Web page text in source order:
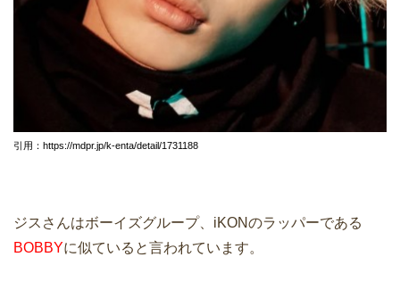
引用：https://mdpr.jp/k-enta/detail/1731188
ジスさんはボーイズグループ、iKONのラッパーである
BOBBYに似ていると言われています。